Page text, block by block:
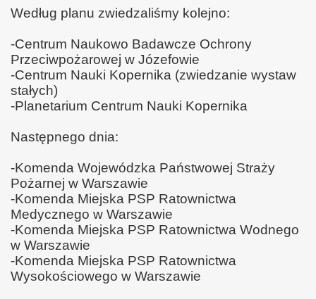
Według planu zwiedzaliśmy kolejno:
-Centrum Naukowo Badawcze Ochrony
Przeciwpożarowej w Józefowie
-Centrum Nauki Kopernika (zwiedzanie wystaw
stałych)
-Planetarium Centrum Nauki Kopernika
Następnego dnia:
-Komenda Wojewódzka Państwowej Straży
Pożarnej w Warszawie
-Komenda Miejska PSP Ratownictwa
Medycznego w Warszawie
-Komenda Miejska PSP Ratownictwa Wodnego
w Warszawie
-Komenda Miejska PSP Ratownictwa
Wysokościowego w Warszawie
-2